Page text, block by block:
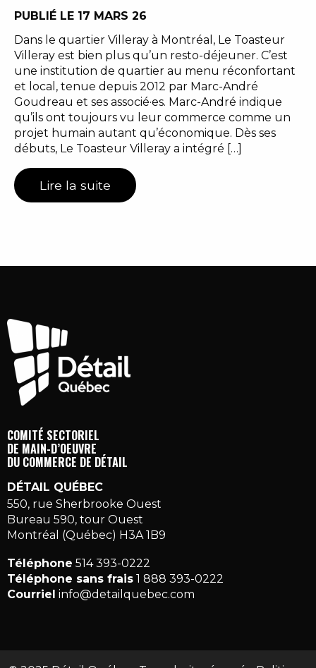
PUBLIÉ LE 17 MARS 26
Dans le quartier Villeray à Montréal, Le Toasteur
Villeray est bien plus qu’un resto-déjeuner. C’est
une institution de quartier au menu réconfortant
et local, tenue depuis 2012 par Marc-André
Goudreau et ses associé·es. Marc-André indique
qu’ils ont toujours vu leur commerce comme un
projet humain autant qu’économique. Dès ses
débuts, Le Toasteur Villeray a intégré […]
Lire la suite
COMITÉ SECTORIEL
DE MAIN-D’OEUVRE
DU COMMERCE DE DÉTAIL
DÉTAIL QUÉBEC
550, rue Sherbrooke Ouest
Bureau 590, tour Ouest
Montréal (Québec) H3A 1B9
Téléphone 514 393-0222
Téléphone sans frais 1 888 393-0222
Courriel info@detailquebec.com